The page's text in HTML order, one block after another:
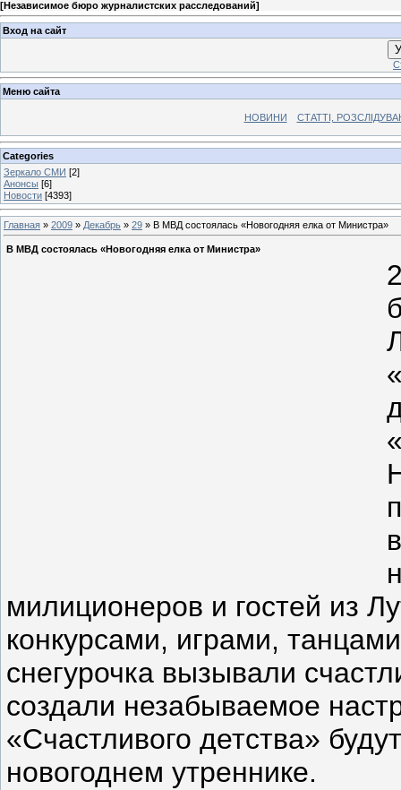
[Независимое бюро журналистских расследований]
Вход на сайт
Меню сайта
НОВИНИ СТАТТІ,
Categories
Зеркало СМИ [2]
Анонсы [6]
Новости [4393]
Главная » 2009 » Декабрь » 29 » В МВД состоялась «Новогодняя елка от Министра»
В МВД состоялась «Новогодняя елка от Министра»
милиционеров и гостей из
конкурсами, играми,
снегурочка вызывали
создали незабываемое
«Счастливого детства»
новогоднем утреннике.